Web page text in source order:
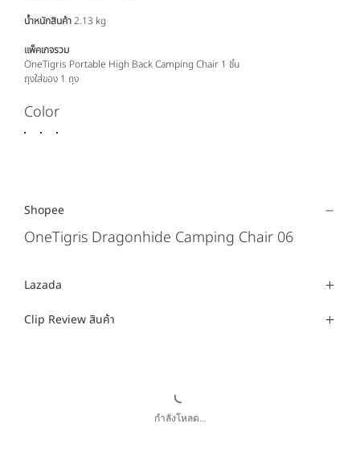
น้ำหนักสินค้า2.13 kg
แพ็คเกจรวม
OneTigris Portable High Back Camping Chair 1 ชิ้น
ถุงใส่ของ 1 ถุง
Color
Shopee
OneTigris Dragonhide Camping Chair 06
Lazada
Clip Review สินค้า
กำลังโหลด...